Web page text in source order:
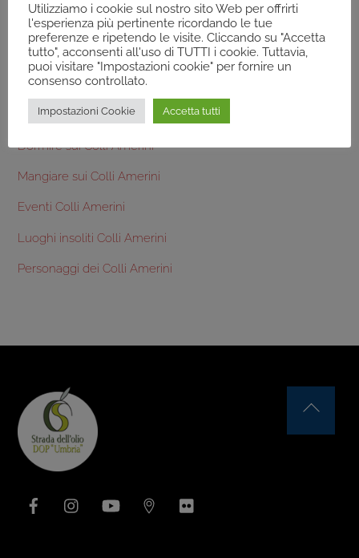
Terre dei Colli Amerini
Frantoi Colli Amerini
Prodotti tipici Colli Amerini
Aziende Agricole Colli Amerini
Dormire sui Colli Amerini
Mangiare sui Colli Amerini
Eventi Colli Amerini
Luoghi insoliti Colli Amerini
Personaggi dei Colli Amerini
YouTube
Utilizziamo i cookie sul nostro sito Web per offrirti
l'esperienza più pertinente ricordando le tue
preferenze e ripetendo le visite. Cliccando su "Accetta
tutto", acconsenti all'uso di TUTTI i cookie. Tuttavia,
puoi visitare "Impostazioni cookie" per fornire un
consenso controllato.
Impostazioni Cookie Accetta tutti